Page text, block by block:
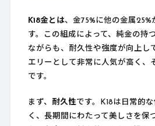
K18金とは、金75%に他の金属
す。この組成によって、純金の持
ながらも、耐久性や強度が向上し
エリーとして非常に人気が高く、
です。
まず、 耐久性です。K18は日常的
く、長期間にわたって美しさを保